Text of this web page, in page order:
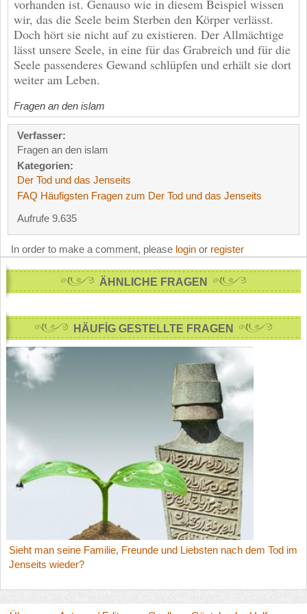
vorhanden ist. Genauso wie in diesem Beispiel wissen
wir, das die Seele beim Sterben den Körper verlässt.
Doch hört sie nicht auf zu existieren. Der Allmächtige
lässt unsere Seele, in eine für das Grabreich und für die
Seele passenderes Gewand schlüpfen und erhält sie dort
weiter am Leben.
Fragen an den islam
Verfasser:
Fragen an den islam
Kategorien:
Der Tod und das Jenseits
FAQ Häufigsten Fragen zum Der Tod und das Jenseits
Aufrufe 9.635
In order to make a comment, please login or register
ÄHNLICHE FRAGEN
HÄUFİG GESTELLTE FRAGEN
Sieht man seine Familie, Freunde und Liebsten nach dem Tod im
Jenseits wieder?